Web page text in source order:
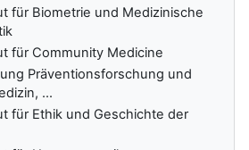
für Biometrie und Medizinische
für Community Medicine
Präventionsforschung und
...
für Ethik und Geschichte der